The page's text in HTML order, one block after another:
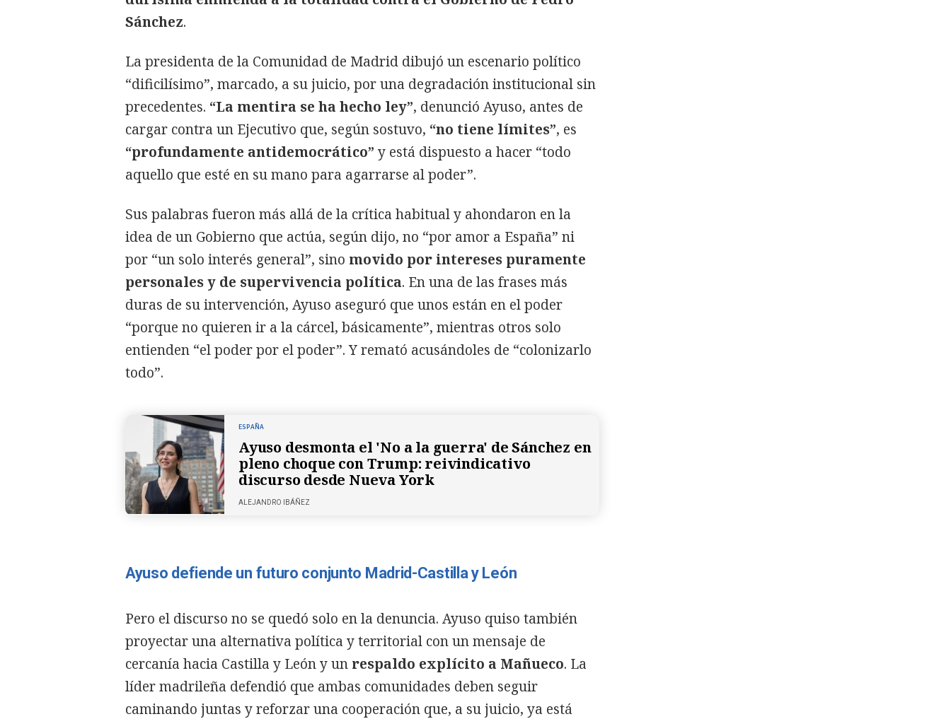
Sánchez.
La presidenta de la Comunidad de Madrid dibujó un escenario político
“dificilísimo”, marcado, a su juicio, por una degradación institucional sin
precedentes. “La mentira se ha hecho ley”, denunció Ayuso, antes de
cargar contra un Ejecutivo que, según sostuvo, “no tiene límites”, es
“profundamente antidemocrático” y está dispuesto a hacer “todo
aquello que esté en su mano para agarrarse al poder”.
Sus palabras fueron más allá de la crítica habitual y ahondaron en la
idea de un Gobierno que actúa, según dijo, no “por amor a España” ni
por “un solo interés general”, sino movido por intereses puramente
personales y de supervivencia política. En una de las frases más
duras de su intervención, Ayuso aseguró que unos están en el poder
“porque no quieren ir a la cárcel, básicamente”, mientras otros solo
entienden “el poder por el poder”. Y remató acusándoles de “colonizarlo
todo”.
ESPAÑA
Ayuso desmonta el 'No a la guerra' de Sánchez en
pleno choque con Trump: reivindicativo
discurso desde Nueva York
ALEJANDRO IBÁÑEZ
Ayuso defiende un futuro conjunto Madrid-Castilla y León
Pero el discurso no se quedó solo en la denuncia. Ayuso quiso también
proyectar una alternativa política y territorial con un mensaje de
cercanía hacia Castilla y León y un respaldo explícito a Mañueco. La
líder madrileña defendió que ambas comunidades deben seguir
caminando juntas y reforzar una cooperación que, a su juicio, ya está